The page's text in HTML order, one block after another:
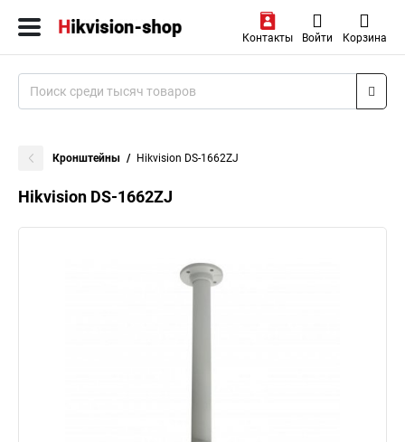
Контакты Войти Корзина
Кронштейны Hikvision DS-1662ZJ
Hikvision DS-1662ZJ